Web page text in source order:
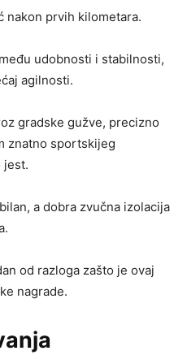
nakon prvih kilometara.
udobnosti i stabilnosti,
agilnosti.
gradske gužve, precizno
znatno sportskijeg
jest.
a dobra zvučna izolacija
od razloga zašto je ovaj
nagrade.